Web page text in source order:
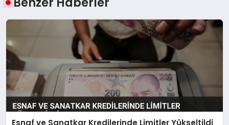
Esnaf ve Sanatkar Kredilerinde Limitler Yükseltildi